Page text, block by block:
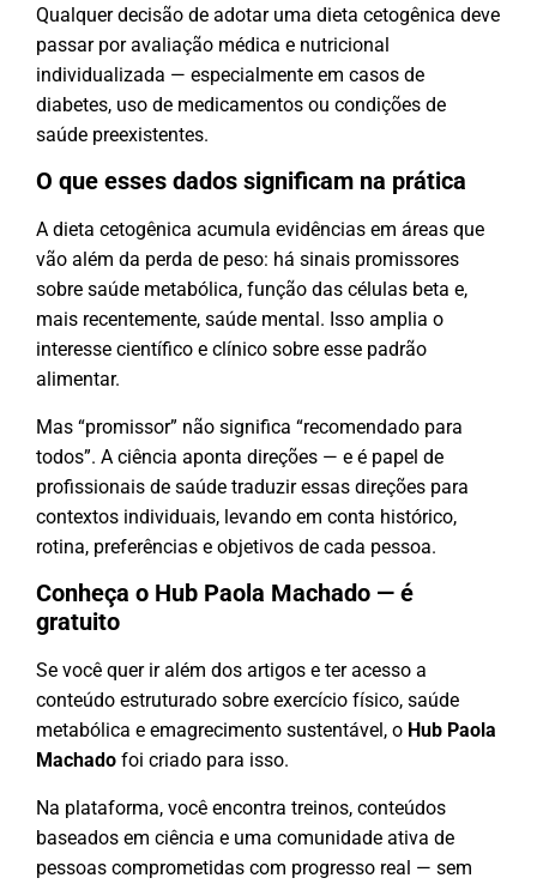
Qualquer decisão de adotar uma dieta cetogênica deve
passar por avaliação médica e nutricional
individualizada — especialmente em casos de
diabetes, uso de medicamentos ou condições de
saúde preexistentes.
O que esses dados significam na prática
A dieta cetogênica acumula evidências em áreas que
vão além da perda de peso: há sinais promissores
sobre saúde metabólica, função das células beta e,
mais recentemente, saúde mental. Isso amplia o
interesse científico e clínico sobre esse padrão
alimentar.
Mas “promissor” não significa “recomendado para
todos”. A ciência aponta direções — e é papel de
profissionais de saúde traduzir essas direções para
contextos individuais, levando em conta histórico,
rotina, preferências e objetivos de cada pessoa.
Conheça o Hub Paola Machado — é
gratuito
Se você quer ir além dos artigos e ter acesso a
conteúdo estruturado sobre exercício físico, saúde
metabólica e emagrecimento sustentável, o Hub Paola
Machado foi criado para isso.
Na plataforma, você encontra treinos, conteúdos
baseados em ciência e uma comunidade ativa de
pessoas comprometidas com progresso real — sem